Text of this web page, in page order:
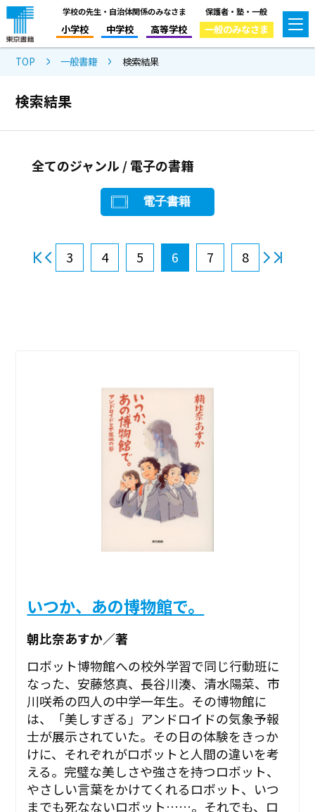
学校の先生・自治体関係のみなさま
小学校 中学校 高等学校
保護者・塾・一般
一般のみなさま
TOP 一般書籍 検索結果
検索結果
全てのジャンル / 電子の書籍
電子書籍
3 4 5 6 7 8
いつか、あの博物館で。
朝比奈あすか／著
ロボット博物館への校外学習で同じ行動班に
なった、安藤悠真、長谷川湊、清水陽菜、市
川咲希の四人の中学一年生。その博物館に
は、「美しすぎる」アンドロイドの気象予報
士が展示されていた。その日の体験をきっか
けに、それぞれがロボットと人間の違いを考
える。完璧な美しさや強さを持つロボット、
やさしい言葉をかけてくれるロボット、いつ
までも死なないロボット……。それでも、ロ